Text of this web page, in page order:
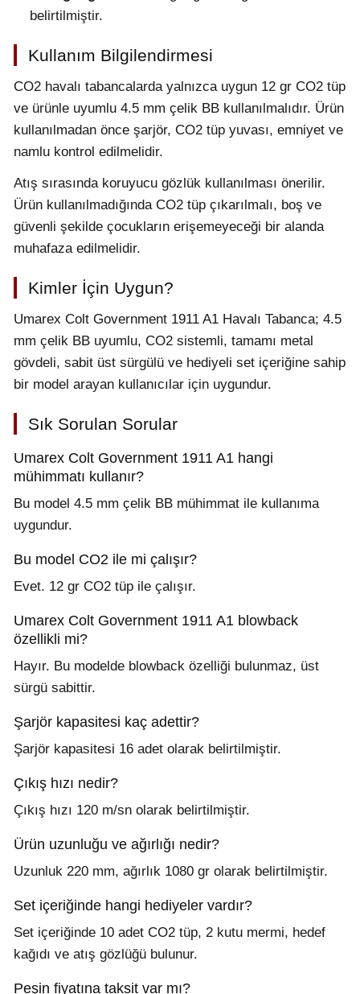
belirtilmiştir.
Kullanım Bilgilendirmesi
CO2 havalı tabancalarda yalnızca uygun 12 gr CO2 tüp
ve ürünle uyumlu 4.5 mm çelik BB kullanılmalıdır. Ürün
kullanılmadan önce şarjör, CO2 tüp yuvası, emniyet ve
namlu kontrol edilmelidir.
Atış sırasında koruyucu gözlük kullanılması önerilir.
Ürün kullanılmadığında CO2 tüp çıkarılmalı, boş ve
güvenli şekilde çocukların erişemeyeceği bir alanda
muhafaza edilmelidir.
Kimler İçin Uygun?
Umarex Colt Government 1911 A1 Havalı Tabanca; 4.5
mm çelik BB uyumlu, CO2 sistemli, tamamı metal
gövdeli, sabit üst sürgülü ve hediyeli set içeriğine sahip
bir model arayan kullanıcılar için uygundur.
Sık Sorulan Sorular
Umarex Colt Government 1911 A1 hangi
mühimmatı kullanır?
Bu model 4.5 mm çelik BB mühimmat ile kullanıma
uygundur.
Bu model CO2 ile mi çalışır?
Evet. 12 gr CO2 tüp ile çalışır.
Umarex Colt Government 1911 A1 blowback
özellikli mi?
Hayır. Bu modelde blowback özelliği bulunmaz, üst
sürgü sabittir.
Şarjör kapasitesi kaç adettir?
Şarjör kapasitesi 16 adet olarak belirtilmiştir.
Çıkış hızı nedir?
Çıkış hızı 120 m/sn olarak belirtilmiştir.
Ürün uzunluğu ve ağırlığı nedir?
Uzunluk 220 mm, ağırlık 1080 gr olarak belirtilmiştir.
Set içeriğinde hangi hediyeler vardır?
Set içeriğinde 10 adet CO2 tüp, 2 kutu mermi, hedef
kağıdı ve atış gözlüğü bulunur.
Peşin fiyatına taksit var mı?